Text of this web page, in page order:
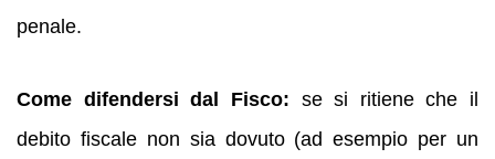
penale.
Come difendersi dal Fisco: se si ritiene che il
debito fiscale non sia dovuto (ad esempio per un